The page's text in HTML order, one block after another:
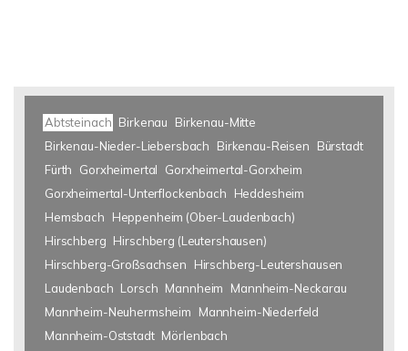
Abtsteinach Birkenau
Birkenau-Mitte
Birkenau-Nieder-Liebersbach
Birkenau-Reisen
Bürstadt
Fürth
Gorxheimertal
Gorxheimertal-Gorxheim
Gorxheimertal-Unterflockenbach
Heddesheim
Hemsbach
Heppenheim (Ober-Laudenbach)
Hirschberg Hirschberg (Leutershausen)
Hirschberg-Großsachsen
Hirschberg-Leutershausen
Laudenbach Lorsch Mannheim
Mannheim-Neckarau
Mannheim-Neuhermsheim
Mannheim-Niederfeld
Mannheim-Oststadt Mörlenbach